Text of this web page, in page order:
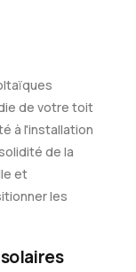
de votre toit
à l'installation
de la
et
les